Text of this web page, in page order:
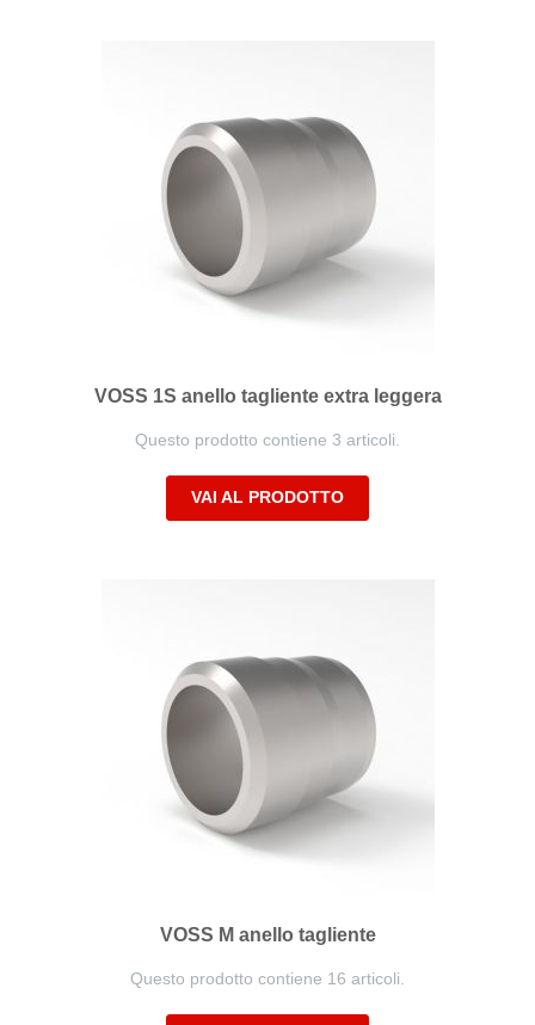
VOSS 1S anello tagliente extra leggera
Questo prodotto contiene 3 articoli.
VAI AL PRODOTTO
VOSS M anello tagliente
Questo prodotto contiene 16 articoli.